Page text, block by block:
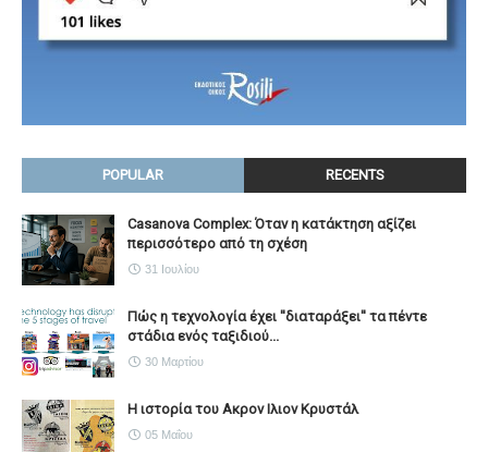
POPULAR RECENTS
Casanova Complex: Όταν η κατάκτηση αξίζει
περισσότερο από τη σχέση
31 Ιουλίου
Πώς η τεχνολογία έχει ''διαταράξει'' τα πέντε
στάδια ενός ταξιδιού...
30 Μαρτίου
Η ιστορία του Ακρον Ιλιον Κρυστάλ
05 Μαΐου